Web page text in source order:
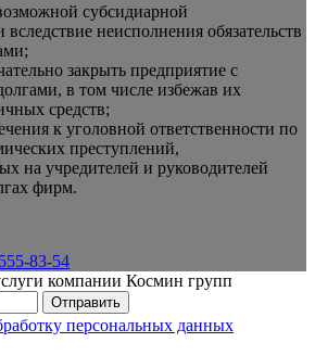
субсидиарной
вследствие неисполнения обязательств
закрыть предприятие с
в том числе избежав их
средств;
к уголовной ответственности по
преступлений,
на учредителей и руководителей
фирм.
83-54
компании Космин групп
персональных данных